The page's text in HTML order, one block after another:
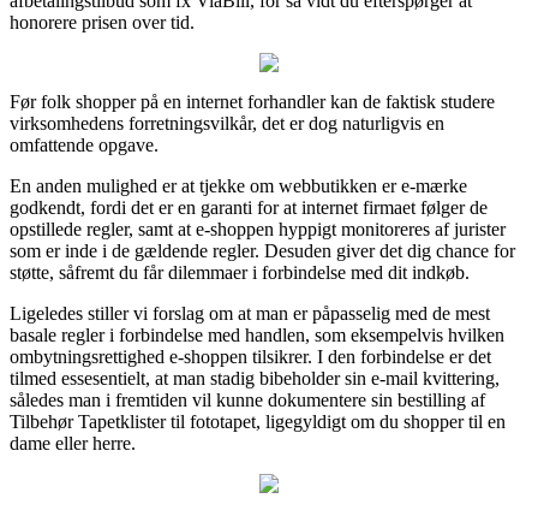
honorere prisen over tid.
Før folk shopper på en internet forhandler kan de faktisk studere
virksomhedens forretningsvilkår, det er dog naturligvis en
omfattende opgave.
En anden mulighed er at tjekke om webbutikken er e-mærke
godkendt, fordi det er en garanti for at internet firmaet følger de
opstillede regler, samt at e-shoppen hyppigt monitoreres af jurister
som er inde i de gældende regler. Desuden giver det dig chance for
støtte, såfremt du får dilemmaer i forbindelse med dit indkøb.
Ligeledes stiller vi forslag om at man er påpasselig med de mest
basale regler i forbindelse med handlen, som eksempelvis hvilken
ombytningsrettighed e-shoppen tilsikrer. I den forbindelse er det
tilmed essesentielt, at man stadig bibeholder sin e-mail kvittering,
således man i fremtiden vil kunne dokumentere sin bestilling af
Tilbehør Tapetklister til fototapet, ligegyldigt om du shopper til en
dame eller herre.